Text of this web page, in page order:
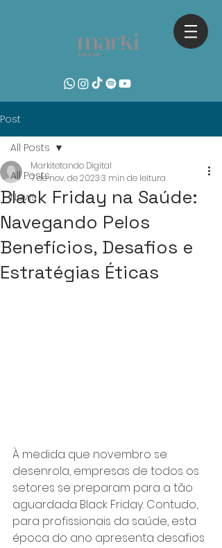
Post
All Posts
News
All Posts
Black Friday na Saúde:
Navegando Pelos
Benefícios, Desafios e
Estratégias Éticas
Markitetando Digital
7 de nov. de 20233 min de leitura
À medida que novembro se
desenrola, empresas de todos os
setores se preparam para a tão
aguardada Black Friday. Contudo,
para profissionais da saúde, esta
época do ano apresenta desafios